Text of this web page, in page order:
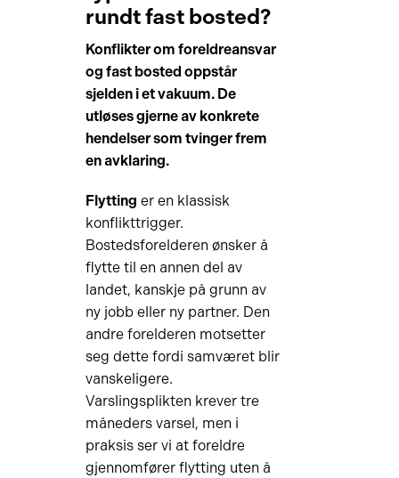
rundt fast bosted?
Konflikter om foreldreansvar
og fast bosted oppstår
sjelden i et vakuum. De
utløses gjerne av konkrete
hendelser som tvinger frem
en avklaring.
Flytting er en klassisk
konflikttrigger.
Bostedsforelderen ønsker å
flytte til en annen del av
landet, kanskje på grunn av
ny jobb eller ny partner. Den
andre forelderen motsetter
seg dette fordi samværet blir
vanskeligere.
Varslingsplikten krever tre
måneders varsel, men i
praksis ser vi at foreldre
gjennomfører flytting uten å